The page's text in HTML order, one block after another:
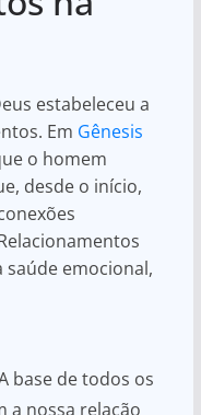
estabeleceu a
Em Gênesis
o homem
desde o início,
emocional,
base de todos os
a nossa relação